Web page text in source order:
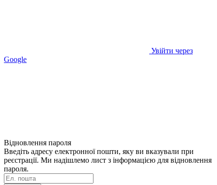
Увійти через
Google
Відновлення пароля
Введіть адресу електронної пошти, яку ви вказували при
реєстрації. Ми надішлемо лист з інформацією для відновлення
пароля.